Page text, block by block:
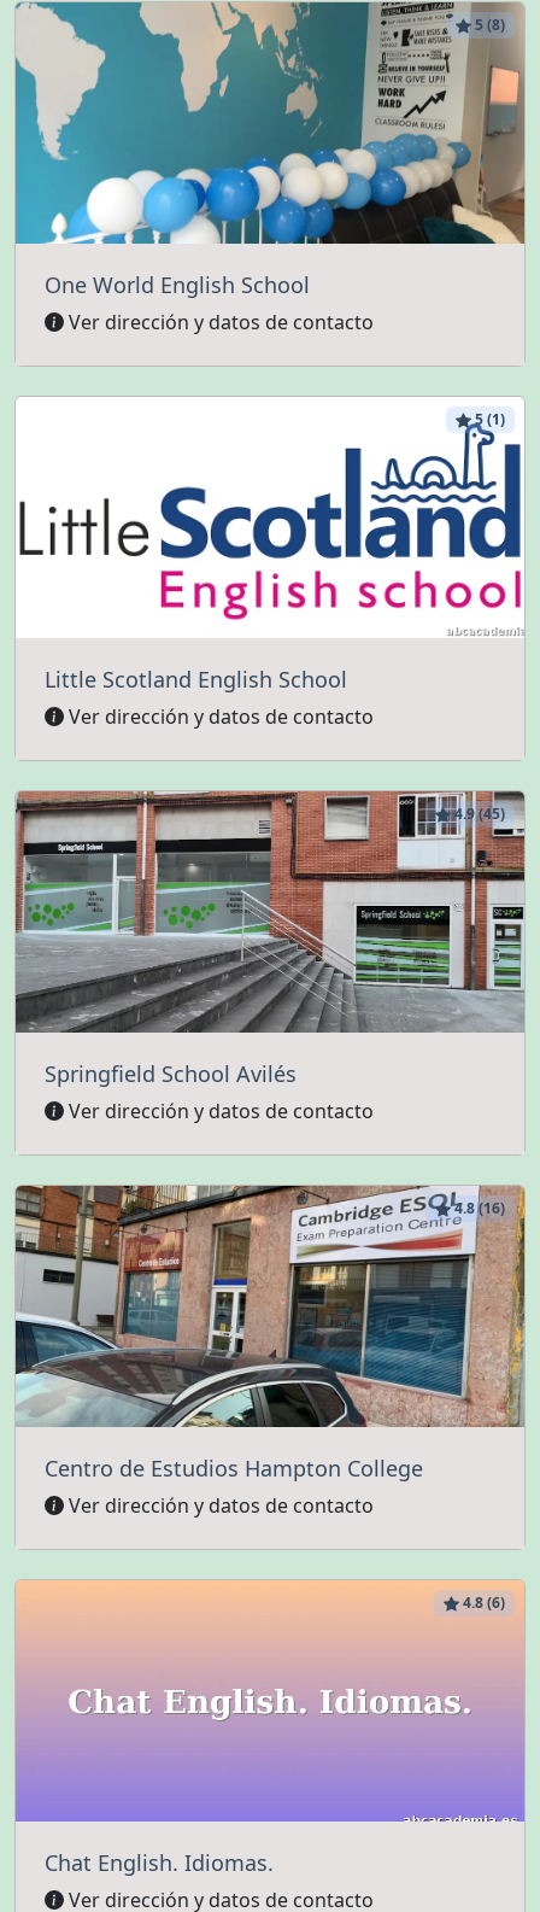
5 (8)
One World English School
Ver dirección y datos de contacto
5 (1)
Little Scotland English School
Ver dirección y datos de contacto
4.9 (45)
Springfield School Avilés
Ver dirección y datos de contacto
4.8 (16)
Centro de Estudios Hampton College
Ver dirección y datos de contacto
4.8 (6)
Chat English. Idiomas.
Ver dirección y datos de contacto